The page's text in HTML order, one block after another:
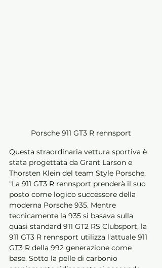
Porsche 911 GT3 R rennsport
Questa straordinaria vettura sportiva è
stata progettata da Grant Larson e
Thorsten Klein del team Style Porsche.
"La 911 GT3 R rennsport prenderà il suo
posto come logico successore della
moderna Porsche 935. Mentre
tecnicamente la 935 si basava sulla
quasi standard 911 GT2 RS Clubsport, la
911 GT3 R rennsport utilizza l'attuale 911
GT3 R della 992 generazione come
base. Sotto la pelle di carbonio